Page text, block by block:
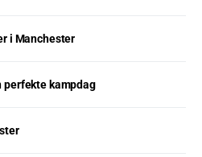
i Manchester
perfekte kampdag